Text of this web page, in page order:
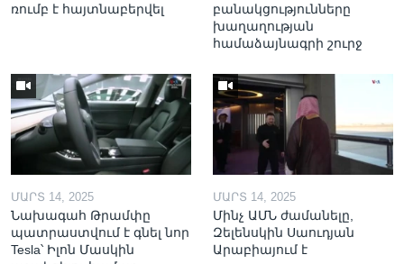
ռումբ է հայտնաբերվել
բանակցությունները
խաղաղության
համաձայնագրի շուրջ
ՄԱՐՏ 14, 2025
Նախագահ Թրամփը
պատրաստվում է գնել նոր
Tesla՝ Իլոն Մասկին
ՄԱՐՏ 14, 2025
Մինչ ԱՄՆ ժամանելը,
Զելենսկին Սաուդյան
Արաբիայում է